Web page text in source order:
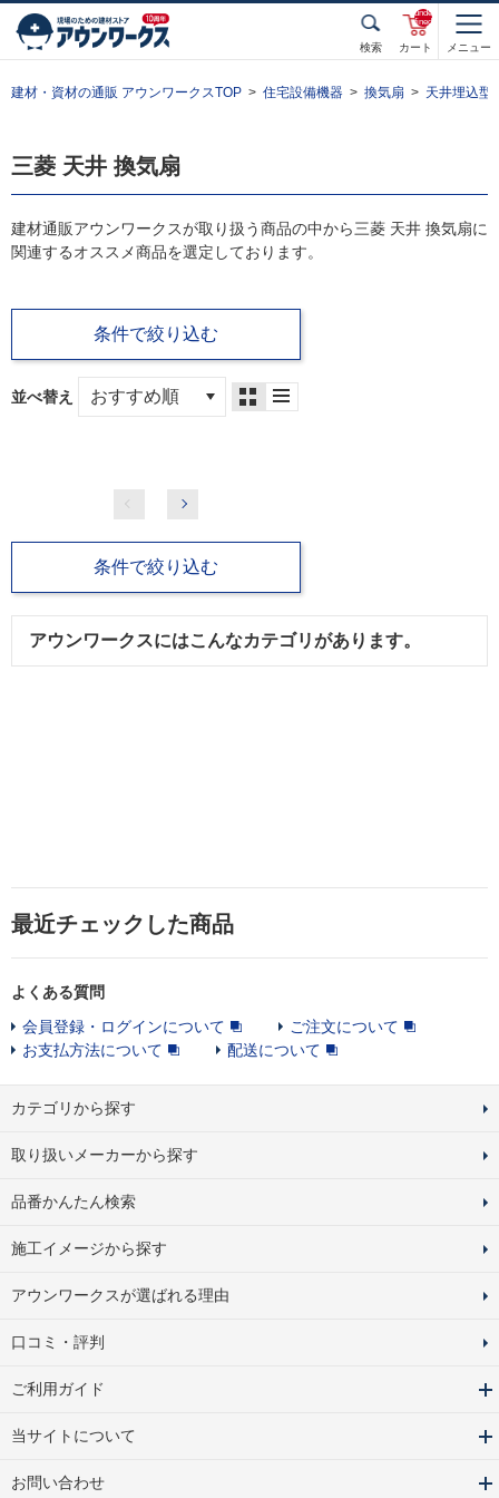
検索 カート
unde
fined
メニュー
建材・資材の通販 アウンワークスTOP 住宅設備機器 換気扇 天井埋込型
三菱 天井 換気扇
建材通販アウンワークスが取り扱う商品の中から三菱 天井 換気扇に
関連するオススメ商品を選定しております。
条件で絞り込む
並べ替え
条件で絞り込む
アウンワークスにはこんなカテゴリがあります。
最近チェックした商品
よくある質問
会員登録・ログインについて
ご注文について
お支払方法について
配送について
カテゴリから探す
取り扱いメーカーから探す
品番かんたん検索
施工イメージから探す
アウンワークスが選ばれる理由
口コミ・評判
ご利用ガイド
当サイトについて
お問い合わせ